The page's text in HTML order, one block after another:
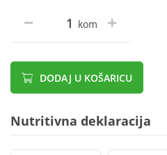
kom
DODAJ U KOŠARICU
Nutritivna deklaracija